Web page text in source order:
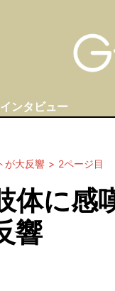
インタビュー
が大反響 2ページ目
体に感
響